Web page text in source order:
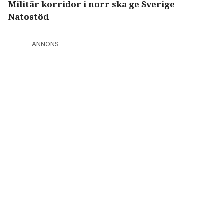
Militär korridor i norr ska ge Sverige
Natostöd
ANNONS